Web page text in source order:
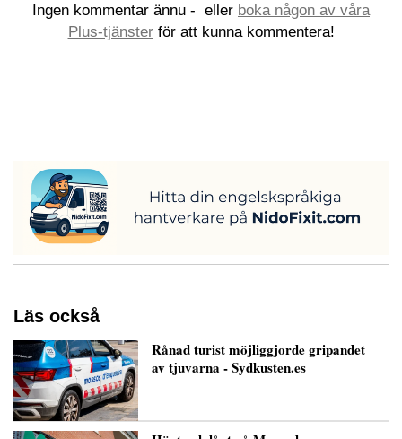
Ingen kommentar ännu - eller boka någon av våra
Plus-tjänsterför att kunna kommentera!